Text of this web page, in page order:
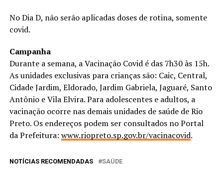
No Dia D, não serão aplicadas doses de rotina, somente
covid.
Campanha
Durante a semana, a Vacinação Covid é das 7h30 às 15h.
As unidades exclusivas para crianças são: Caic, Central,
Cidade Jardim, Eldorado, Jardim Gabriela, Jaguaré, Santo
Antônio e Vila Elvira. Para adolescentes e adultos, a
vacinação ocorre nas demais unidades de saúde de Rio
Preto. Os endereços podem ser consultados no Portal
da Prefeitura: www.riopreto.sp.gov.br/vacinacovid.
NOTÍCIAS RECOMENDADAS SAÚDE